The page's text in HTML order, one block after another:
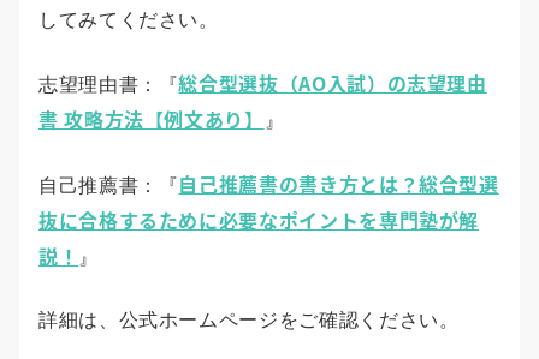
してみてください。
志望理由書：『総合型選抜（AO入試）の志望理由
書 攻略方法【例文あり】
』
自己推薦書：『自己推薦書の書き方とは？総合型選
抜に合格するために必要なポイントを専門塾が解
説！ 』
詳細は、公式ホームページをご確認ください。